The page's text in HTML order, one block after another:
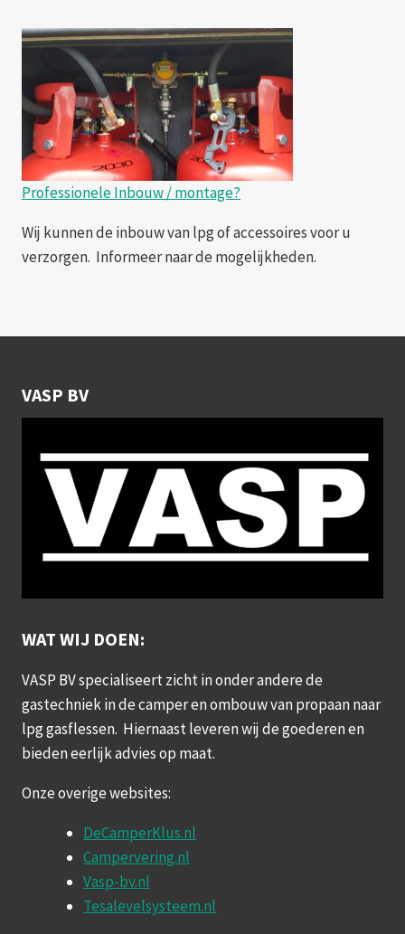
Professionele Inbouw / montage?
Wij kunnen de inbouw van lpg of accessoires voor u
verzorgen. Informeer naar de mogelijkheden.
VASP BV
WAT WIJ DOEN:
VASP BV specialiseert zicht in onder andere de
gastechniek in de camper en ombouw van propaan naar
lpg gasflessen. Hiernaast leveren wij de goederen en
bieden eerlijk advies op maat.
Onze overige websites:
DeCamperKlus.nl
Campervering.nl
Vasp-bv.nl
Tesalevelsysteem.nl